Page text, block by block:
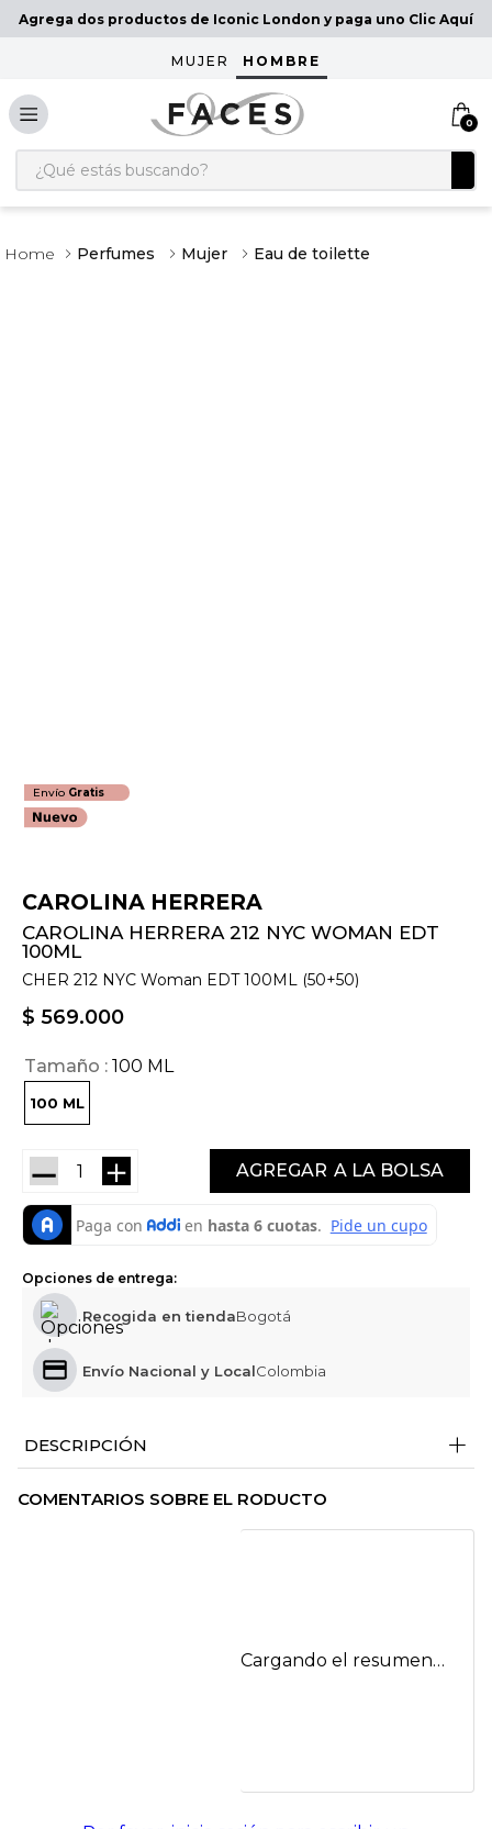
Agrega dos productos de Iconic London y paga uno Clic Aquí
MUJER HOMBRE
0
¿Qué estás buscando?
Perfumes Mujer Eau de toilette
Envío Gratis
CAROLINA HERRERA
CAROLINA HERRERA 212 NYC WOMAN EDT
100ML
CHER 212 NYC Woman EDT 100ML (50+50)
$ 569.000
Tamaño 100 ML
100 ML
＋
－ AGREGAR
Opciones de entrega:
Recogida en tiendaBogotá
Envío Nacional y LocalColombia
DESCRIPCIÓN +
COMENTARIOS SOBRE EL RODUCTO
Cargando el resumen…